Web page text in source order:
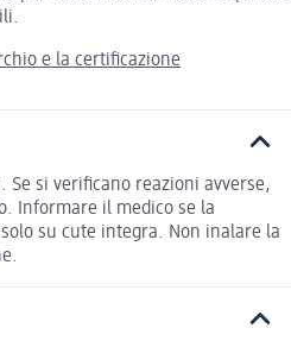
e la certificazione
Se si verificano reazioni avverse,
Informare il medico se la
su cute integra. Non inalare la